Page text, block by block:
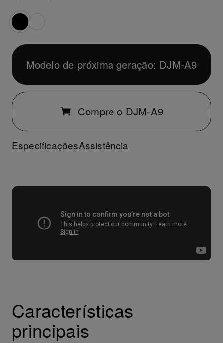
Modelo de próxima geração: DJM-A9
Compre o DJM-A9
EspecificaçõesAssistência
Características
principais